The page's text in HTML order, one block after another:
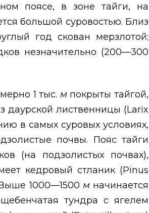
поясе, в зоне тайги, на
большой суровостью. Близ
год скован мерзлотой;
незначительно (200—300
1 тыс. м покрыты тайгой,
даурской лиственницы (Larix
в самых суровых условиях,
почвы. Пояс тайги
(на подзолистых почвах),
кедровый стланик (Pinus
1000—1500 м начинается
тундра с ягелем